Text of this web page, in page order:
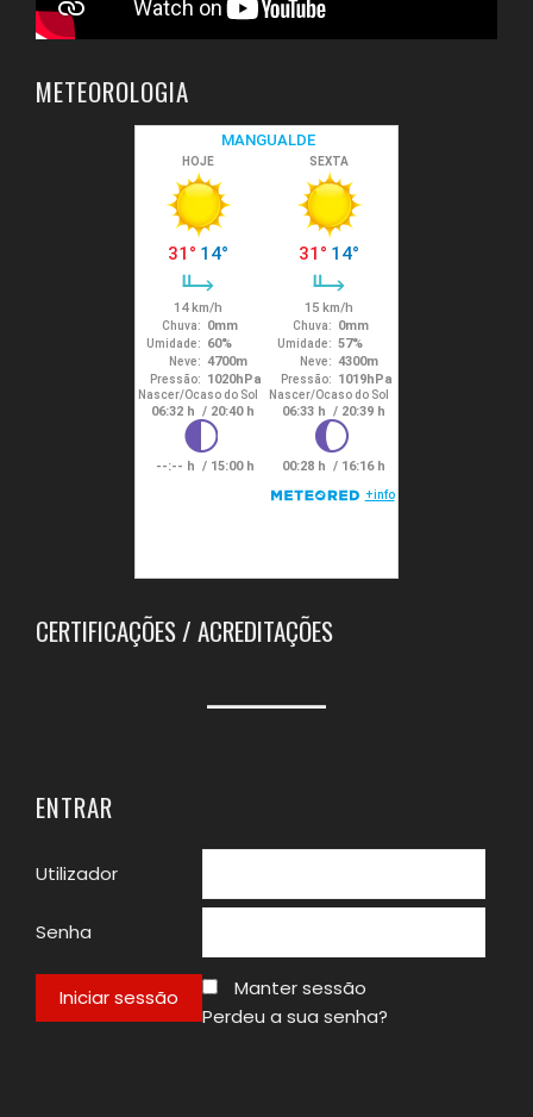
METEOROLOGIA
CERTIFICAÇÕES / ACREDITAÇÕES
ENTRAR
Utilizador
Senha
Manter sessão
Perdeu a sua senha?